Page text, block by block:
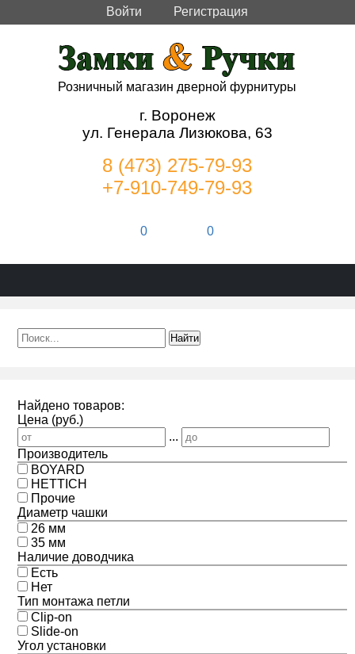
Войти Регистрация
Розничный магазин дверной фурнитуры
г. Воронеж
ул. Генерала Лизюкова, 63
8 (473) 275-79-93
+7-910-749-79-93
0 0
Найдено товаров:
Цена (руб.)
...
Производитель
BOYARD
HETTICH
Прочие
Диаметр чашки
26 мм
35 мм
Наличие доводчика
Есть
Нет
Тип монтажа петли
Clip-on
Slide-on
Угол установки